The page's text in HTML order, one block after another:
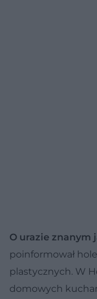
O urazie znanym
poinformował
plastycznych. W
domowych